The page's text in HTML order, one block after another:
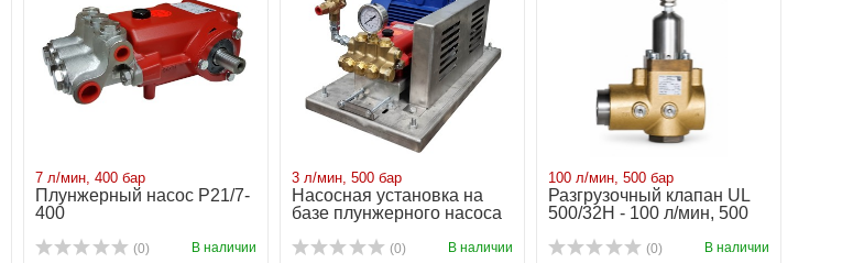
7 л/мин, 400 бар
Плунжерный насос P21/7-
400
(0) В наличии
3 л/мин, 500 бар
Насосная установка на
базе плунжерного насоса
(0) В наличии
100 л/мин, 500 бар
Разгрузочный клапан UL
500/32H - 100 л/мин, 500
(0) В наличии